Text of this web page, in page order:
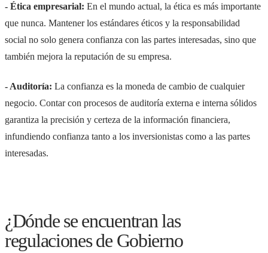
- Ética empresarial: En el mundo actual, la ética es más importante
que nunca. Mantener los estándares éticos y la responsabilidad
social no solo genera confianza con las partes interesadas, sino que
también mejora la reputación de su empresa.
- Auditoría: La confianza es la moneda de cambio de cualquier
negocio. Contar con procesos de auditoría externa e interna sólidos
garantiza la precisión y certeza de la información financiera,
infundiendo confianza tanto a los inversionistas como a las partes
interesadas.
¿Dónde se encuentran las
regulaciones de Gobierno